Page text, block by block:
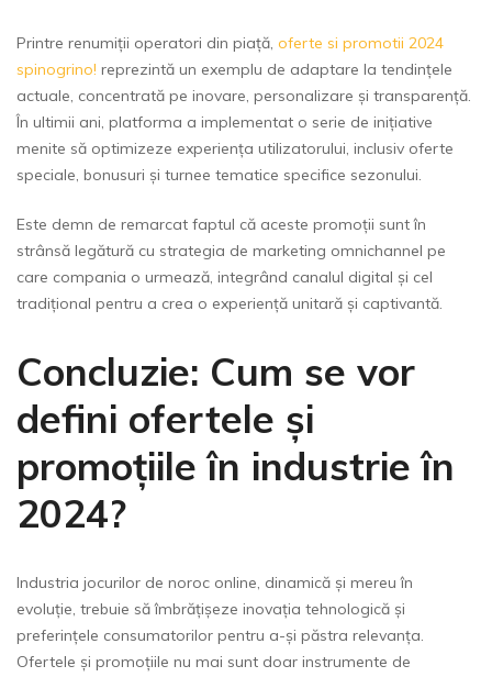
Printre renumiții operatori din piață, oferte si promotii 2024
spinogrino! reprezintă un exemplu de adaptare la tendințele
actuale, concentrată pe inovare, personalizare și transparență.
În ultimii ani, platforma a implementat o serie de inițiative
menite să optimizeze experiența utilizatorului, inclusiv oferte
speciale, bonusuri și turnee tematice specifice sezonului.
Este demn de remarcat faptul că aceste promoții sunt în
strânsă legătură cu strategia de marketing omnichannel pe
care compania o urmează, integrând canalul digital și cel
tradițional pentru a crea o experiență unitară și captivantă.
Concluzie: Cum se vor
defini ofertele și
promoțiile în industrie în
2024?
Industria jocurilor de noroc online, dinamică și mereu în
evoluție, trebuie să îmbrățișeze inovația tehnologică și
preferințele consumatorilor pentru a-și păstra relevanța.
Ofertele și promoțiile nu mai sunt doar instrumente de